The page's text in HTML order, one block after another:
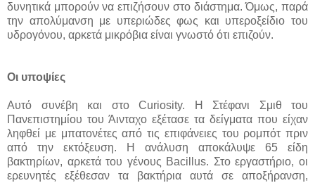
δυνητικά μπορούν να επιζήσουν στο διάστημα. Όμως, παρά
την απολύμανση με υπεριώδες φως και υπεροξείδιο του
υδρογόνου, αρκετά μικρόβια είναι γνωστό ότι επιζούν.
Οι υποψίες
Αυτό συνέβη και στο Curiosity. Η Στέφανι Σμιθ του
Πανεπιστημίου του Άινταχο εξέτασε τα δείγματα που είχαν
ληφθεί με μπατονέτες από τις επιφάνειες του ρομπότ πριν
από την εκτόξευση. Η ανάλυση αποκάλυψε 65 είδη
βακτηρίων, αρκετά του γένους Bacillus. Στο εργαστήριο, οι
ερευνητές εξέθεσαν τα βακτήρια αυτά σε αποξήρανση,